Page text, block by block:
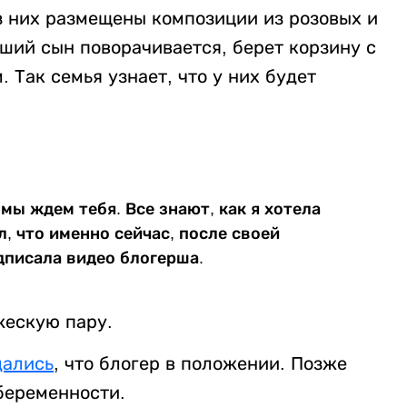
размещены композиции из розовых и
сын поворачивается, берет корзину с
семья узнает, что у них будет
ждем тебя. Все знают, как я хотела
что именно сейчас, после своей
видео блогерша.
пару.
, что блогер в положении. Позже